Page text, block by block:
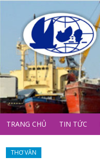
TRANG CHỦ TIN TỨC
THƠ VĂN